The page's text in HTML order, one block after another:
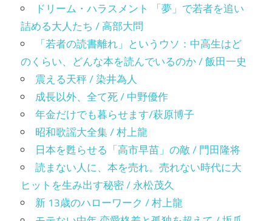
ドリーム・ハラスメント 「夢」で若者を追い
詰める大人たち / 高部大問
「若者の読書離れ」というウソ：中高生はど
のくらい、どんな本を読んでいるのか / 飯田一史
震える天秤 / 染井為人
成長以外、全て死 / 中野優作
年金だけでも暮らせます/萩原博子
昭和歌謡大全集 / 村上龍
日本を甦らせる「高市早苗」の敵 / 門田隆将
読まない人に、本を売れ。売れない時代に大
ヒットを生み出す秘密 / 永松茂久
新 13歳のハローワーク / 村上龍